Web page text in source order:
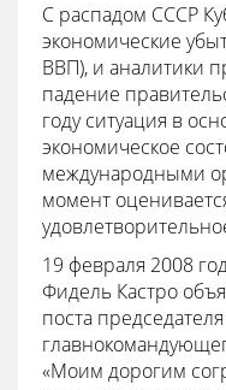
С распадом СССР
экономические
ВВП), и аналитики
падение
году ситуация в
экономическое
международными
момент
19 февраля 2008
Фидель Кастро
поста
«Моим дорогим